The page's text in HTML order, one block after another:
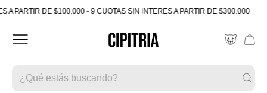
DE $100.000 - 9 CUOTAS SIN INTERES A PARTIR DE $300.000